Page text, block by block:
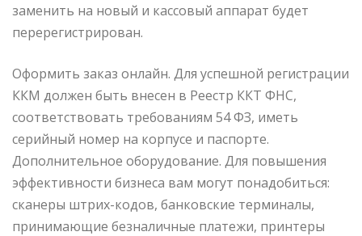
заменить на новый и кассовый аппарат будет
перерегистрирован.
Оформить заказ онлайн. Для успешной регистрации
ККМ должен быть внесен в Реестр ККТ ФНС,
соответствовать требованиям 54 ФЗ, иметь
серийный номер на корпусе и паспорте.
Дополнительное оборудование. Для повышения
эффективности бизнеса вам могут понадобиться:
сканеры штрих-кодов, банковские терминалы,
принимающие безналичные платежи, принтеры